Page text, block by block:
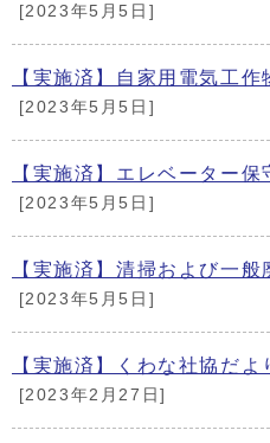
[2023年5月5日]
【実施済】自家用電気工
[2023年5月5日]
【実施済】エレベーター
[2023年5月5日]
【実施済】清掃および一
[2023年5月5日]
【実施済】くわな社協だよ
[2023年2月27日]